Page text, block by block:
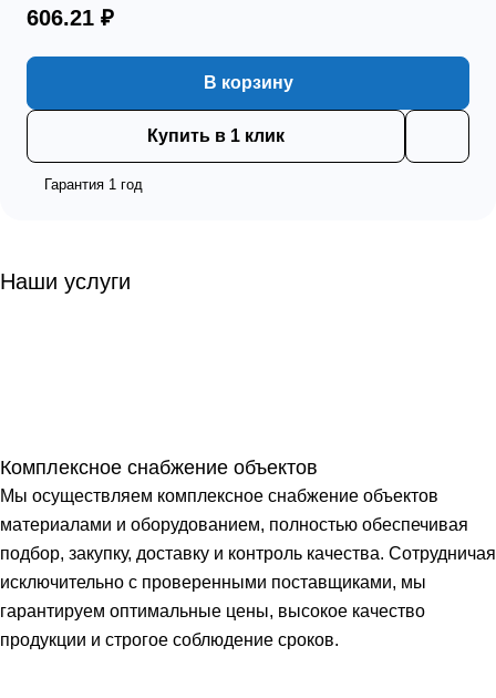
606.21 ₽
В корзину
Купить в 1 клик
Гарантия 1 год
Наши услуги
Комплексное снабжение объектов
Мы осуществляем комплексное снабжение объектов
материалами и оборудованием, полностью обеспечивая
подбор, закупку, доставку и контроль качества. Сотрудничая
исключительно с проверенными поставщиками, мы
гарантируем оптимальные цены, высокое качество
продукции и строгое соблюдение сроков.